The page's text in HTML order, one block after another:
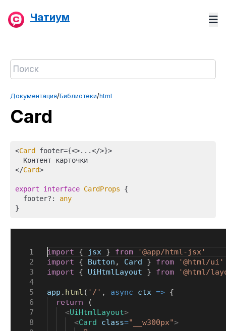
Чатиум
Документация/Библиотеки/html
Card
<Card footer={<>...</>}>
  Контент карточки
</Card>
export interface CardProps {
  footer?:
any